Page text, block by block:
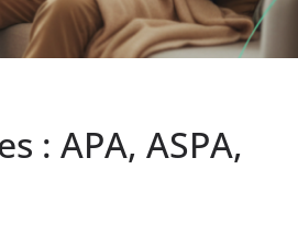
: APA, ASPA,